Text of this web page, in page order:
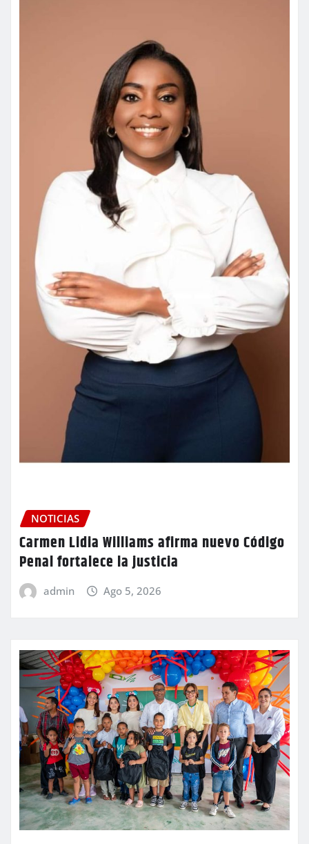
NOTICIAS
Carmen Lidia Williams afirma nuevo Código
Penal fortalece la justicia
admin Ago 5, 2026